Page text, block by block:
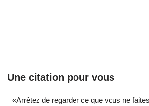
Une citation pour vous
«Arrêtez de regarder ce que vous ne